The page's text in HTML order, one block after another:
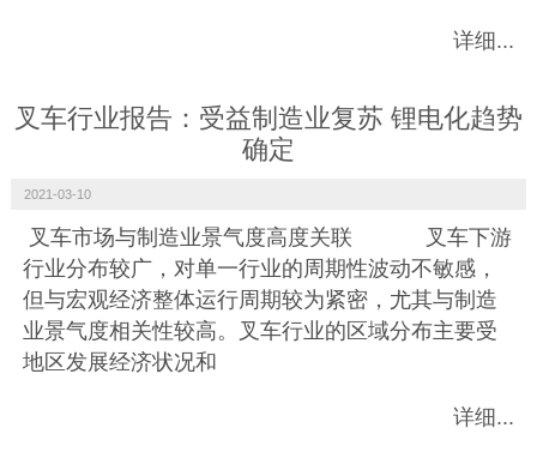
详细...
叉车行业报告：受益制造业复苏 锂电化趋势
确定
2021-03-10
叉车市场与制造业景气度高度关联 叉车下游
行业分布较广，对单一行业的周期性波动不敏感，
但与宏观经济整体运行周期较为紧密，尤其与制造
业景气度相关性较高。叉车行业的区域分布主要受
地区发展经济状况和
详细...